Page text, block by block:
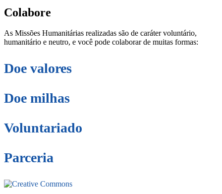
Colabore
As Missões Humanitárias realizadas são de caráter voluntário,
humanitário e neutro, e você pode colaborar de muitas formas:
Doe valores
Doe milhas
Voluntariado
Parceria